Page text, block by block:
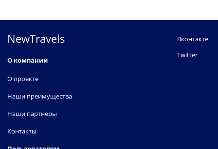
NewTravels
О компании
О проекте
Наши преимущества
Наши партнеры
Контакты
Вконтакте
Twitter